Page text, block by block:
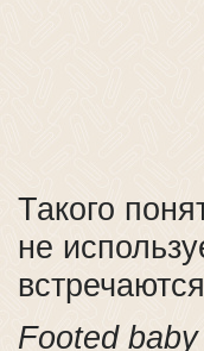
Такого
не
Footed